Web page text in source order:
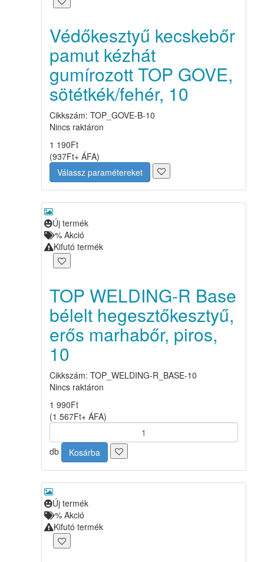
Védőkesztyű kecskebőr
pamut kézhát
gumírozott TOP GOVE,
sötétkék/fehér, 10
Cikkszám: TOP_GOVE-B-10
Nincs raktáron
1 190Ft
(937Ft+ ÁFA)
Válassz paramétereket
Új termék
% Akció
Kifutó termék
TOP WELDING-R Base
bélelt hegesztőkesztyű,
erős marhabőr, piros,
10
Cikkszám: TOP_WELDING-R_BASE-10
Nincs raktáron
1 990Ft
(1 567Ft+ ÁFA)
db Kosárba
Új termék
% Akció
Kifutó termék